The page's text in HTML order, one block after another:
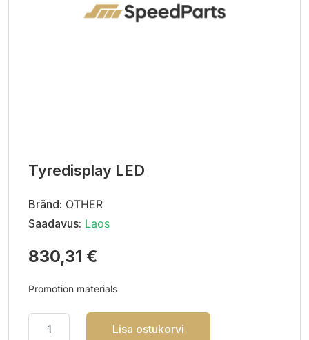
Tyredisplay LED
Bränd: OTHER
Saadavus: Laos
830,31 €
Promotion materials
Lisa ostukorvi